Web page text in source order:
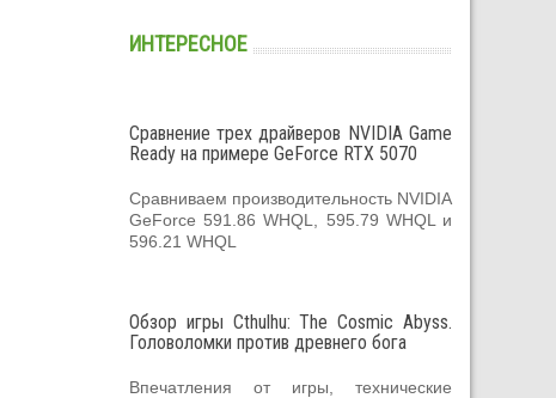
ИНТЕРЕСНОЕ
Сравнение трех драйверов NVIDIA Game
Ready на примере GeForce RTX 5070
Сравниваем производительность NVIDIA
GeForce 591.86 WHQL, 595.79 WHQL и
596.21 WHQL
Обзор игры Cthulhu: The Cosmic Abyss.
Головоломки против древнего бога
Впечатления от игры, технические